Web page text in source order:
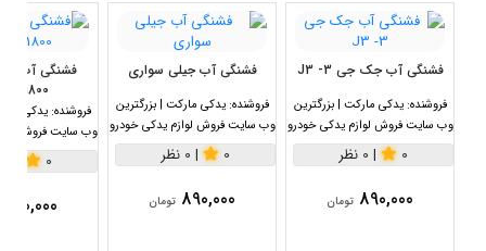
فشنگی آب جک جی 3- J3
فروشنده: یدکی مارکت | بزرگترین
وب سایت فروش لوازم یدکی خودرو
0
| 0 نظر
890,000 تومان
فشنگی آب جیلی سواری
فروشنده: یدکی مارکت | بزرگترین
وب سایت فروش لوازم یدکی خودرو
0
| 0 نظر
890,000 تومان
1800سی سی
فروشنده: یدکی
وب سایت فروش
0
890,000